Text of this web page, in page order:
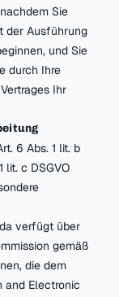
Sie
der Ausführung
und Sie
durch Ihre
Ihr
6 Abs. 1 lit. b
lit. c DSGVO
verfügt über
gemäß
die dem
and Electronic